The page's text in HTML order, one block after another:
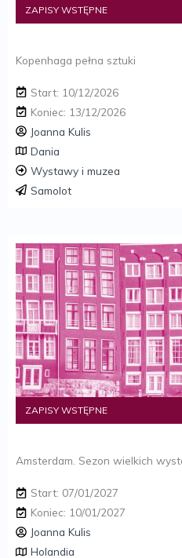
ZAPISY WSTĘPNE
Kopenhaga pełna sztuki
Start: 10/12/2026
Koniec: 13/12/2026
Joanna Kulis
Dania
Wystawy i muzea
Samolot
ZAPISY WSTĘPNE
Amsterdam. Sezon wielkich
Start: 07/01/2027
Koniec: 10/01/2027
Joanna Kulis
Holandia